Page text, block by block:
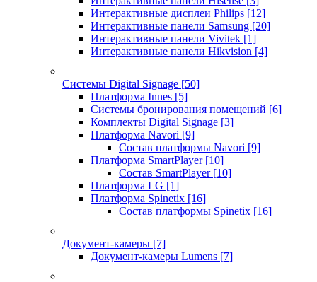
Интерактивные дисплеи Philips [12]
Интерактивные панели Samsung [20]
Интерактивные панели Vivitek [1]
Интерактивные панели Hikvision [4]
Системы Digital Signage [50]
Платформа Innes [5]
Системы бронирования помещений [6]
Комплекты Digital Signage [3]
Платформа Navori [9]
Состав платформы Navori [9]
Платформа SmartPlayer [10]
Состав SmartPlayer [10]
Платформа LG [1]
Платформа Spinetix [16]
Состав платформы Spinetix [16]
Документ-камеры [7]
Документ-камеры Lumens [7]